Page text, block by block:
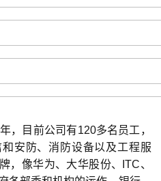
，目前公司有120多名员工，
安防、消防设备以及工程服
，像华为、大华股份、ITC、